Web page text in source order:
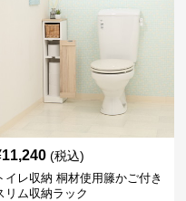
11,240 (税込)
イレ収納 桐材使用籐かご付き
リム収納ラック